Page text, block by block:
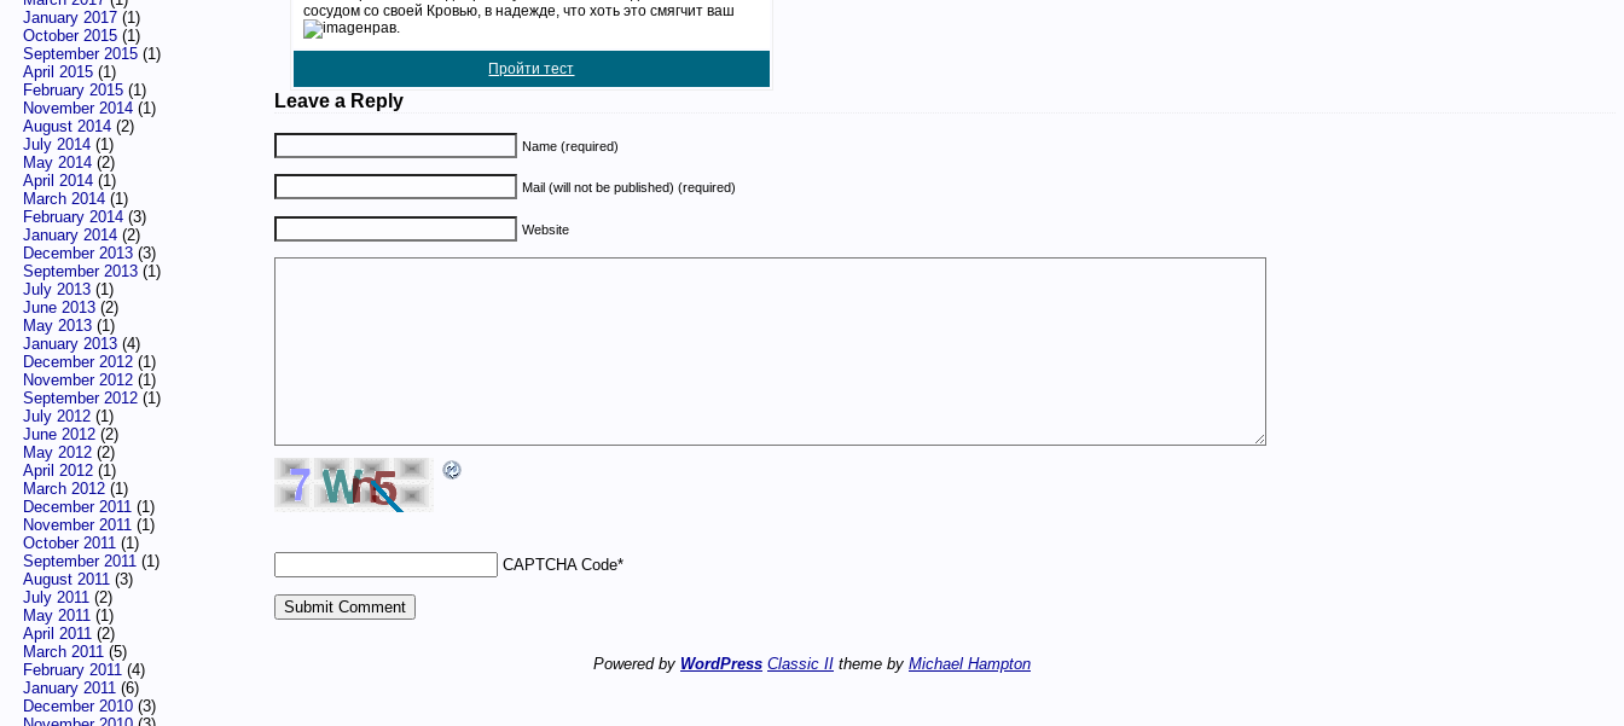
сосудом со своей Кровью, в надежде, что хоть это смягчит ваш
нрав.
Пройти тест
Leave a Reply
Name (required)
Mail (will not be published) (required)
Website
CAPTCHA Code*
January 2017(1)
October 2015(1)
September 2015(1)
April 2015(1)
February 2015(1)
November 2014(1)
August 2014(2)
July 2014(1)
May 2014(2)
April 2014(1)
March 2014(1)
February 2014(3)
January 2014(2)
December 2013(3)
September 2013(1)
July 2013(1)
June 2013(2)
May 2013(1)
January 2013(4)
December 2012(1)
November 2012(1)
September 2012(1)
July 2012(1)
June 2012(2)
May 2012(2)
April 2012(1)
March 2012(1)
December 2011(1)
November 2011(1)
October 2011(1)
September 2011(1)
August 2011(3)
July 2011(2)
May 2011(1)
April 2011(2)
March 2011(5)
February 2011(4)
January 2011(6)
December 2010(3)
Powered by WordPress Classic II theme by Michael Hampton